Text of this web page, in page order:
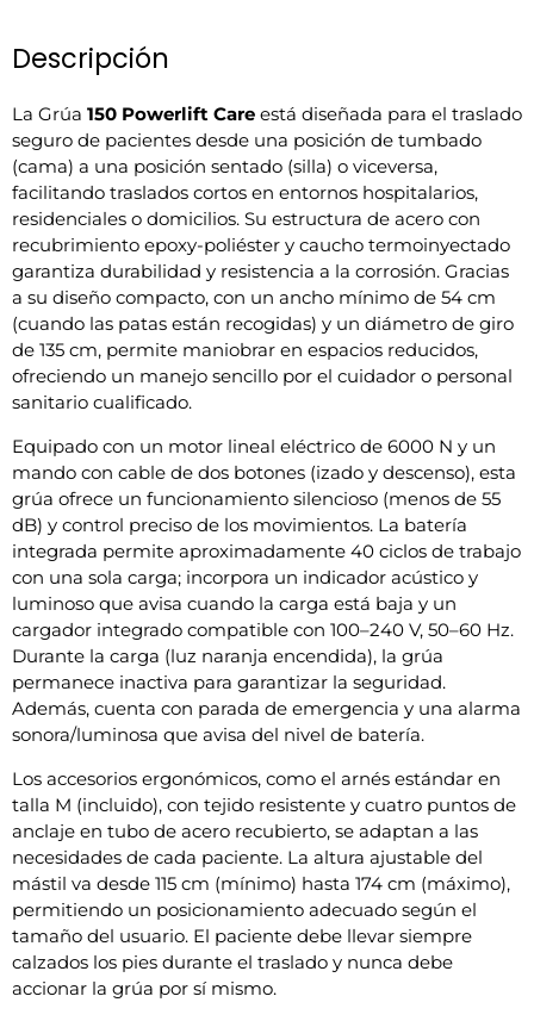
Descripción
La Grúa 150 Powerlift Care está diseñada para el traslado
seguro de pacientes desde una posición de tumbado
(cama) a una posición sentado (silla) o viceversa,
facilitando traslados cortos en entornos hospitalarios,
residenciales o domicilios. Su estructura de acero con
recubrimiento epoxy-poliéster y caucho termoinyectado
garantiza durabilidad y resistencia a la corrosión. Gracias
a su diseño compacto, con un ancho mínimo de 54 cm
(cuando las patas están recogidas) y un diámetro de giro
de 135 cm, permite maniobrar en espacios reducidos,
ofreciendo un manejo sencillo por el cuidador o personal
sanitario cualificado.
Equipado con un motor lineal eléctrico de 6000 N y un
mando con cable de dos botones (izado y descenso), esta
grúa ofrece un funcionamiento silencioso (menos de 55
dB) y control preciso de los movimientos. La batería
integrada permite aproximadamente 40 ciclos de trabajo
con una sola carga; incorpora un indicador acústico y
luminoso que avisa cuando la carga está baja y un
cargador integrado compatible con 100–240 V, 50–60 Hz.
Durante la carga (luz naranja encendida), la grúa
permanece inactiva para garantizar la seguridad.
Además, cuenta con parada de emergencia y una alarma
sonora/luminosa que avisa del nivel de batería.
Los accesorios ergonómicos, como el arnés estándar en
talla M (incluido), con tejido resistente y cuatro puntos de
anclaje en tubo de acero recubierto, se adaptan a las
necesidades de cada paciente. La altura ajustable del
mástil va desde 115 cm (mínimo) hasta 174 cm (máximo),
permitiendo un posicionamiento adecuado según el
tamaño del usuario. El paciente debe llevar siempre
calzados los pies durante el traslado y nunca debe
accionar la grúa por sí mismo.